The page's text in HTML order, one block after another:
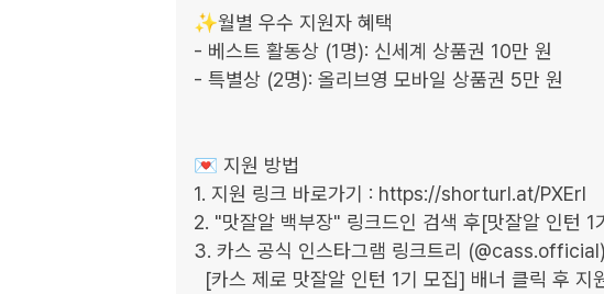
✨월별 우수 지원자 혜택
- 베스트 활동상 (1명): 신세계 상품권 10만 원
- 특별상 (2명): 올리브영 모바일 상품권 5만 원
💌 지원 방법
1. 지원 링크 바로가기 : https://shorturl.at/PXErI
2. "맛잘알 백부장" 링크드인 검색 후[맛잘알 인턴 1
3. 카스 공식 인스타그램 링크트리 (@cass.official)